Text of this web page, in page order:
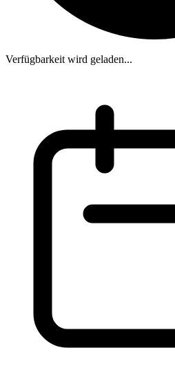
Verfügbarkeit wird geladen...